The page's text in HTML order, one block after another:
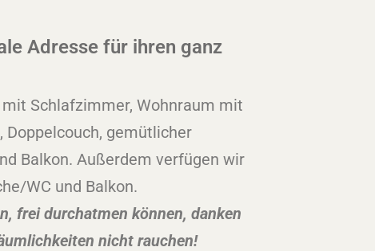
Adresse für ihren ganz
Schlafzimmer, Wohnraum mit
gemütlicher
Balkon. Außerdem verfügen wir
WC und Balkon.
frei durchatmen können, danken
nicht rauchen!